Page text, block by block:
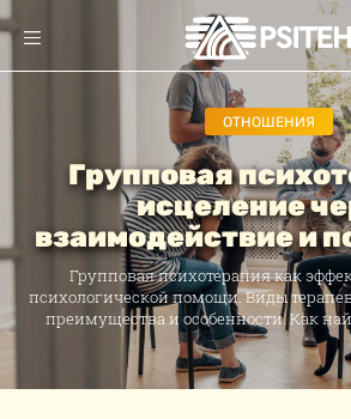
ОТНОШЕНИЯ
Групповая
исцеление
взаимодействие и
Групповая психотерапия как
психологической помощи. Виды
преимущества и особенности. Как